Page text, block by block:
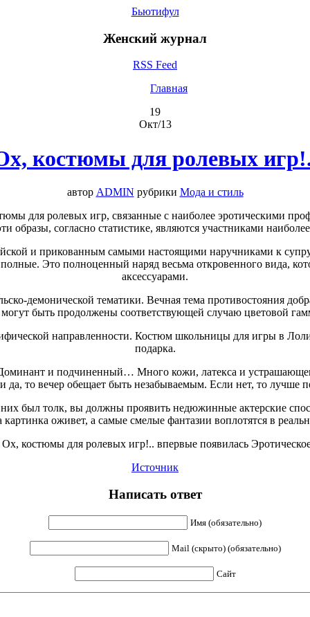
Бьютифул
Женский журнал
RSS Feed
Главная
19
Окт/13
костюмы для ролевых
автор ADMIN рубрики Мода и стиль
для ролевых игр, связанные с наиболее эротическими
образы, согласно статистике, являются участниками
и прикованным самыми настоящими наручниками к
Это полноценный наряд весьма откровенного вида,
аксессуарами.
демонической тематики. Вечная тема противостояния
быть продолжены соответствующей случаю цветовой
направленности. Костюм школьницы для игры в
подарка.
и подчиненный… Много кожи, латекса и
да, то вечер обещает быть незабываемым. Если нет, то
был толк, вы должны проявить недюжинные актерские
картинка оживет, а самые смелые фантазии воплотятся в
Ох, костюмы для ролевых игр!.. впервые появилась
Источник
Написать ответ
Имя (обязательно)
Mail (скрыто) (обязательно)
Сайт